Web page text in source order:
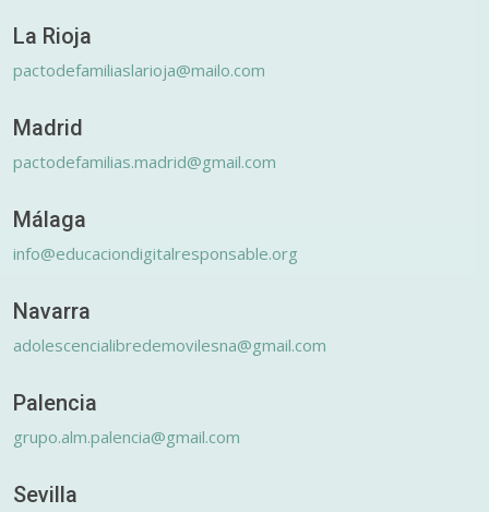
La Rioja
pactodefamiliaslarioja@mailo.com
Madrid
pactodefamilias.madrid@gmail.com
Málaga
info@educaciondigitalresponsable.org
Navarra
adolescencialibredemovilesna@gmail.com
Palencia
grupo.alm.palencia@gmail.com
Sevilla